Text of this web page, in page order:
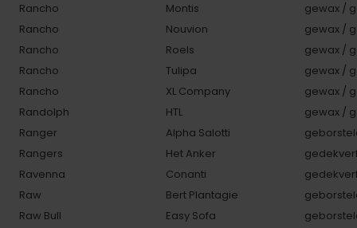
Rancho
Montis
gewax /
Rancho
Nouvion
gewax /
Rancho
Roels
gewax /
Rancho
Tulipa
gewax /
Rancho
XL Company
gewax /
Randolph
HTL
gewax /
Ranger
Alpha Salotti
Rangers
Het Anker
Ravenna
Conanti
Raw
Bert Plantagie
Raw Bull
Easy Sofa